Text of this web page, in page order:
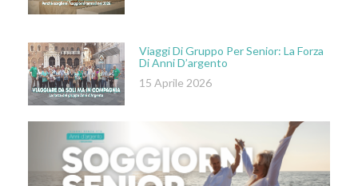
Viaggi Di Gruppo Per Senior: La Forza
Di Anni D’argento
15 Aprile 2026